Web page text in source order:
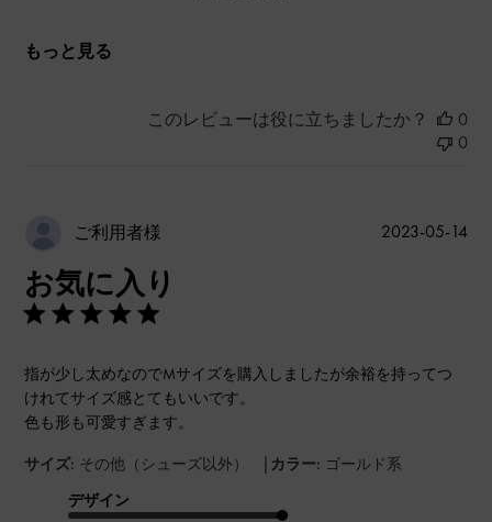
もっと見る
このレビューは役に立ちましたか？
0
0
ご利用者様
お気に入り
指が少し太めなのでMサイズを購入しましたが余裕を持ってつ
けれてサイズ感とてもいいです。
色も形も可愛すぎます。
サイズ: その他（シューズ以外） | カラー: ゴールド系
デザイン
公
2023-05-14